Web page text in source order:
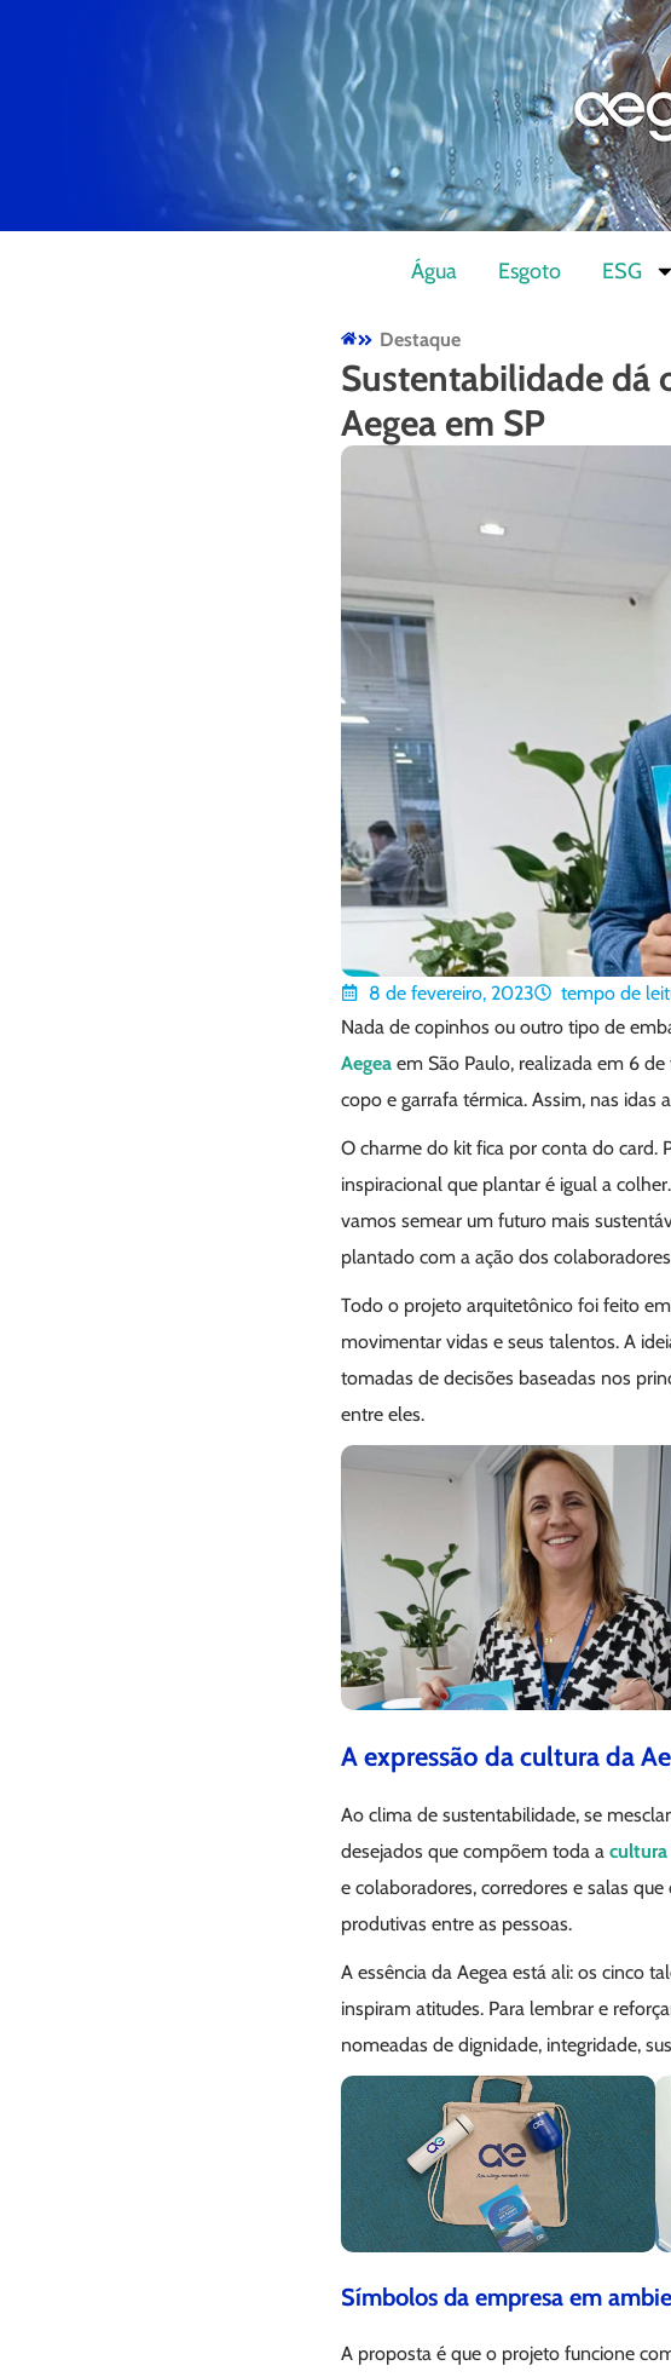
Água Esgoto ESG
Destaque
Sustentabilidade dá
Aegea em SP
8 de fevereiro, 2023 tempo de
Nada de copinhos ou outro tipo de
Aegea em São Paulo, realizada em 6
copo e garrafa térmica. Assim, nas idas
O charme do kit fica por conta do card.
inspiracional que plantar é igual a
vamos semear um futuro mais
plantado com a ação dos
Todo o projeto arquitetônico foi feito
movimentar vidas e seus talentos. A
tomadas de decisões baseadas nos
entre eles.
A expressão da cultura da
Ao clima de sustentabilidade, se
desejados que compõem toda a cultura
e colaboradores, corredores e salas
produtivas entre as pessoas.
A essência da Aegea está ali: os cinco
inspiram atitudes. Para lembrar e
nomeadas de dignidade, integridade,
Símbolos da empresa em
A proposta é que o projeto funcione